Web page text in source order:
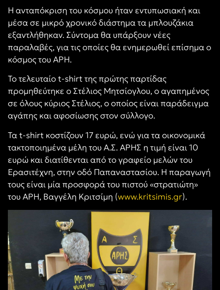
Η ανταπόκριση του κόσμου ήταν εντυπωσιακή και
μέσα σε μικρό χρονικό διάστημα τα μπλουζάκια
εξαντλήθηκαν. Σύντομα θα υπάρξουν νέες
παραλαβές, για τις οποίες θα ενημερωθεί επίσημα ο
κόσμος του ΑΡΗ.
Το τελευταίο t-shirt της πρώτης παρτίδας
προμηθεύτηκε ο Στέλιος Μητσίογλου, ο αγαπημένος
σε όλους κύριος Στέλιος, ο οποίος είναι παράδειγμα
αγάπης και αφοσίωσης στον σύλλογο.
Τα t-shirt κοστίζουν 17 ευρώ, ενώ για τα οικονομικά
τακτοποιημένα μέλη του Α.Σ. ΑΡΗΣ η τιμή είναι 10
ευρώ και διατίθενται από το γραφείο μελών του
Ερασιτέχνη, στην οδό Παπαναστασίου. Η παραγωγή
τους είναι μία προσφορά του πιστού «στρατιώτη»
του ΑΡΗ, Βαγγέλη Κριτσίμη (www.kritsimis.gr).